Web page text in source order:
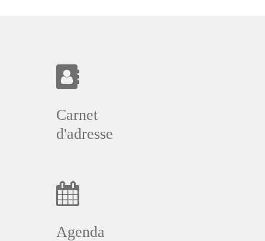
Carnet
d'adresse
Agenda